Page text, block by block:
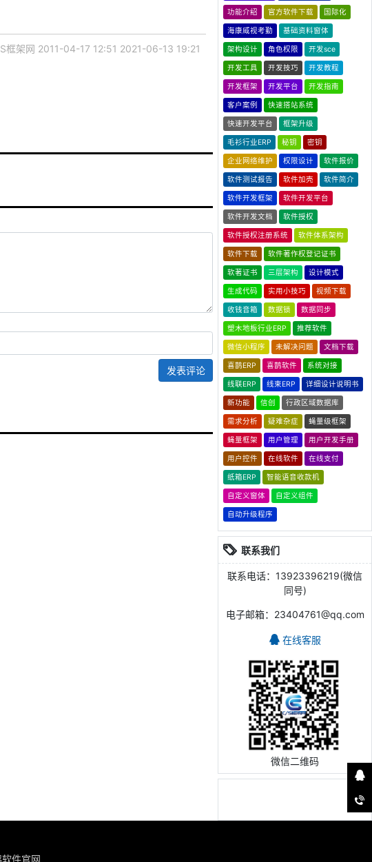
框架网 2011-04-17 12:51 2021-06-13 19:21
发表评论
功能介绍 官方软件下载 国际化
海康威视考勤 基础资料窗体
架构设计 角色权限 开发sce
开发工具 开发技巧 开发教程
开发框架 开发平台 开发指南
客户案例 快速搭站系统
快速开发平台 框架升级
毛衫行业ERP 秘钥 密钥
企业网络维护 权限设计 软件报价
软件测试报告 软件加壳 软件简介
软件开发框架 软件开发平台
软件开发文档 软件授权
软件授权注册系统 软件体系架构
软件下载 软件著作权登记证书
软著证书 三层架构 设计模式
生成代码 实用小技巧 视频下载
收钱音箱 数据锁 数据同步
塑木地板行业ERP 推荐软件
微信小程序 未解决问题 文档下载
喜鹊ERP 喜鹊软件 系统对接
线联ERP 线束ERP 详细设计说明书
新功能 信创 行政区域数据库
需求分析 疑难杂症 蝇量级框架
蝇量框架 用户管理 用户开发手册
用户控件 在线软件 在线支付
纸箱ERP 智能语音收款机
自定义窗体 自定义组件
自动升级程序
联系我们
联系电话：13923396219(微信
同号)
电子邮箱：23404761@qq.com
在线客服
微信二维码
件官网